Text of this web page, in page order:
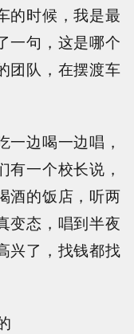
的时候，我是最
一句，这是哪个
团队，在摆渡车
一边喝一边唱，
一个校长说，
酒的饭店，听两
变态，唱到半夜
兴了，找钱都找